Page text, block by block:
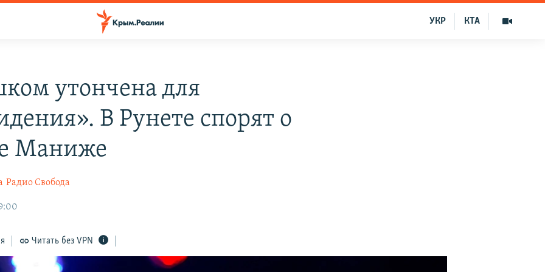
КТА
УКР
утончена для
В Рунете спорят о
Маниже
Радио Свобода
Читать без VPN